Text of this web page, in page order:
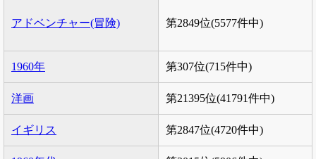
アドベンチャー(冒険) 第2849位(5577件中)
1960年 第307位(715件中)
洋画 第21395位(41791件中)
イギリス 第2847位(4720件中)